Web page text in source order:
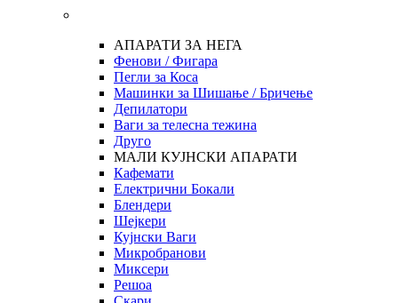
АПАРАТИ ЗА НЕГА
Фенови / Фигара
Пегли за Коса
Машинки за Шишање / Бричење
Депилатори
Ваги за телесна тежина
Друго
МАЛИ КУЈНСКИ АПАРАТИ
Кафемати
Електрични Бокали
Блендери
Шејкери
Кујнски Ваги
Микробранови
Миксери
Решоа